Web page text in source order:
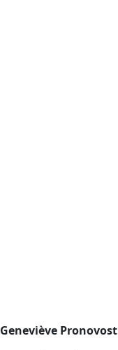
Geneviève Pronovost